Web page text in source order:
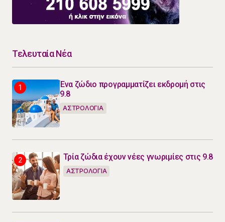
Τελευταία Νέα
Ένα ζώδιο προγραμματίζει εκδρομή στις
9.8
ΑΣΤΡΟΛΟΓΙΑ
Τρία ζώδια έχουν νέες γνωριμίες στις 9.8
ΑΣΤΡΟΛΟΓΙΑ